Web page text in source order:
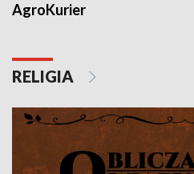
AgroKurier
RELIGIA